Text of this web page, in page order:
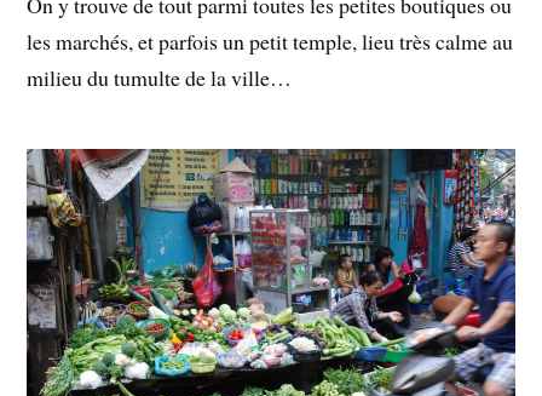
les marchés, et parfois un petit temple, lieu très calme au
milieu du tumulte de la ville…